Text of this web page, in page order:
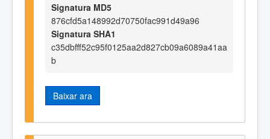
Signatura MD5
876cfd5a148992d70750fac991d49a96
Signatura SHA1
c35dbfff52c95f0125aa2d827cb09a6089a41aa
b
Baixar ara